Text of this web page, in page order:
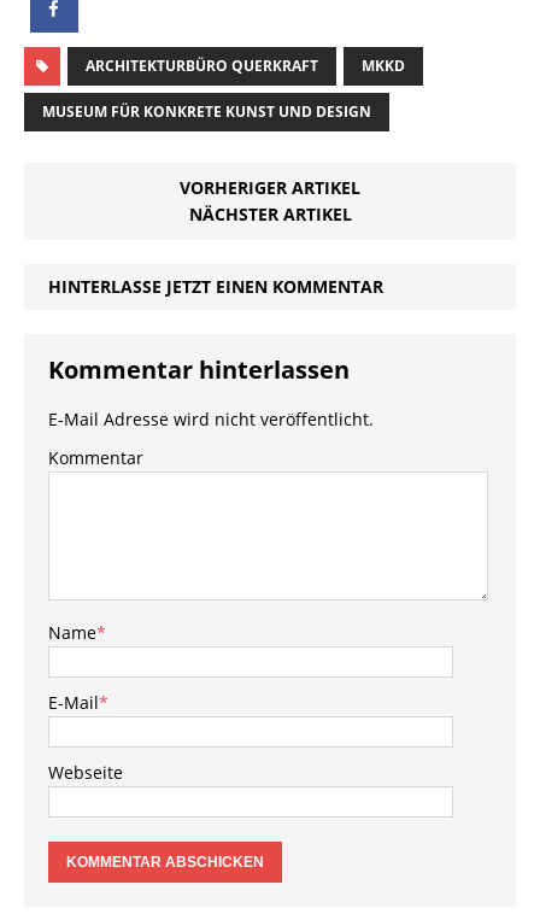
ARCHITEKTURBÜRO QUERKRAFT MKKD
MUSEUM FÜR KONKRETE KUNST UND DESIGN
VORHERIGER ARTIKEL
NÄCHSTER ARTIKEL
HINTERLASSE JETZT EINEN KOMMENTAR
Kommentar hinterlassen
E-Mail Adresse wird nicht veröffentlicht.
Kommentar
Name*
E-Mail*
Webseite